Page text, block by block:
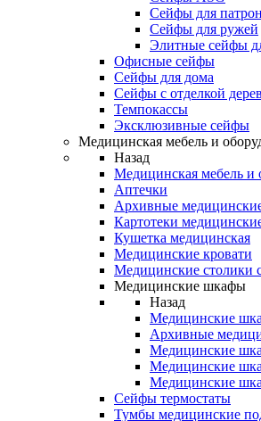
Сейфы для
Сейфы для ружей
Элитные сейфы
Офисные сейфы
Сейфы для дома
Сейфы с отделкой
Темпокассы
Эксклюзивные сейфы
Медицинская мебель и
Назад
Медицинская мебель и
Аптечки
Архивные
Картотеки
Кушетка медицинская
Медицинские кровати
Медицинские столики
Медицинские шкафы
Назад
Медицинские
Архивные
Медицинские
Медицинские
Медицинские
Сейфы термостаты
Тумбы медицинские